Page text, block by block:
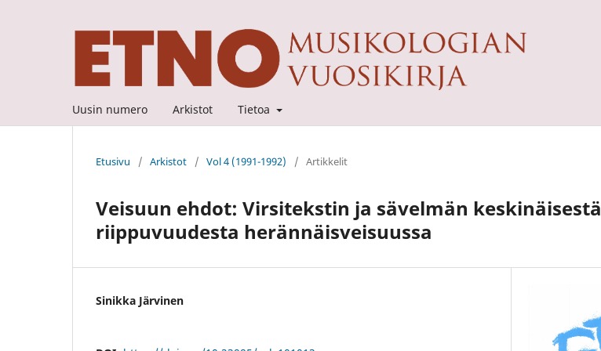
Uusin numero Arkistot Tietoa
Etusivu / Arkistot / Vol 4 (1991-1992) / Artikkelit
Veisuun ehdot: Virsitekstin ja sävelmän keskinäisestä
riippuvuudesta herännäisveisuussa
Sinikka Järvinen